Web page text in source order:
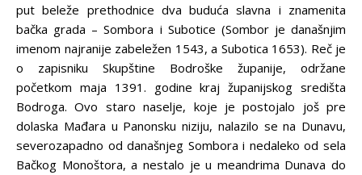
put beleže prethodnice dva buduća slavna i znamenita
bačka grada – Sombora i Subotice (Sombor je današnjim
imenom najranije zabeležen 1543, a Subotica 1653). Reč je
o zapisniku Skupštine Bodroške županije, održane
početkom maja 1391. godine kraj županijskog središta
Bodroga. Ovo staro naselje, koje je postojalo još pre
dolaska Mađara u Panonsku niziju, nalazilo se na Dunavu,
severozapadno od današnjeg Sombora i nedaleko od sela
Bačkog Monoštora, a nestalo je u meandrima Dunava do